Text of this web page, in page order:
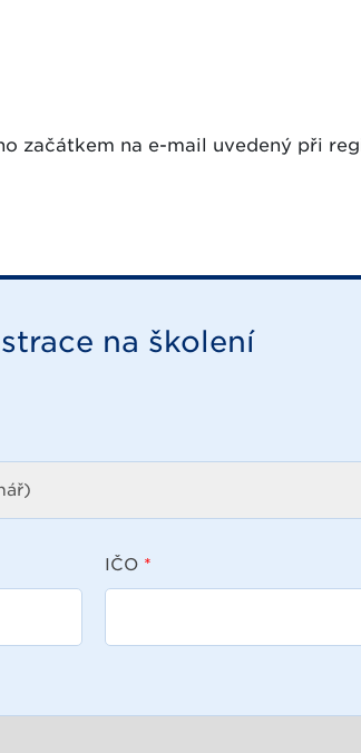
začátkem na e-mail uvedený při
na školení
IČO *